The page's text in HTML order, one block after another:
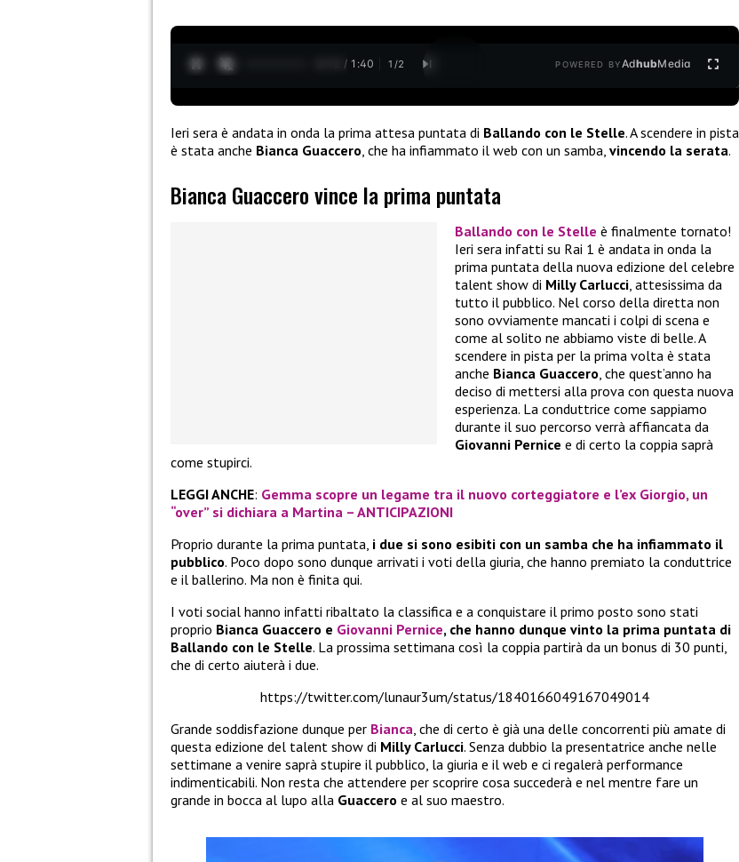
0:13 / 1:40 1 /2 POWERED BYAdhubMedia
Ieri sera è andata in onda la prima attesa puntata di Ballando con le Stelle. A scendere in pista
è stata anche Bianca Guaccero , che ha infiammato il web con un samba, vincendo la serata.
Bianca Guaccero vince la prima puntata
Ballando con le Stelle è finalmente tornato!
Ieri sera infatti su Rai 1 è andata in onda la
prima puntata della nuova edizione del celebre
talent show di Milly Carlucci, attesissima da
tutto il pubblico. Nel corso della diretta non
sono ovviamente mancati i colpi di scena e
come al solito ne abbiamo viste di belle. A
scendere in pista per la prima volta è stata
anche Bianca Guaccero, che quest’anno ha
deciso di mettersi alla prova con questa nuova
esperienza. La conduttrice come sappiamo
durante il suo percorso verrà affiancata da
Giovanni Pernice e di certo la coppia saprà
come stupirci.
LEGGI ANCHE: Gemma scopre un legame tra il nuovo corteggiatore e l’ex Giorgio, un
“over” si dichiara a Martina – ANTICIPAZIONI
Proprio durante la prima puntata, i due si sono esibiti con un samba che ha infiammato il
pubblico. Poco dopo sono dunque arrivati i voti della giuria, che hanno premiato la conduttrice
e il ballerino. Ma non è finita qui.
I voti social hanno infatti ribaltato la classifica e a conquistare il primo posto sono stati
proprio Bianca Guaccero e Giovanni Pernice, che hanno dunque vinto la prima puntata di
Ballando con le Stelle. La prossima settimana così la coppia partirà da un bonus di 30 punti,
che di certo aiuterà i due.
https://twitter.com/lunaur3um/status/1840166049167049014
Grande soddisfazione dunque per Bianca, che di certo è già una delle concorrenti più amate di
questa edizione del talent show di Milly Carlucci. Senza dubbio la presentatrice anche nelle
settimane a venire saprà stupire il pubblico, la giuria e il web e ci regalerà performance
indimenticabili. Non resta che attendere per scoprire cosa succederà e nel mentre fare un
grande in bocca al lupo alla Guaccero e al suo maestro.